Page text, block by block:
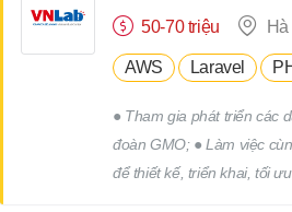
50-70 triệu
AWS Laravel
● Tham gia phát triển các
đoàn GMO; ● Làm việc
để thiết kế, triển khai, tối